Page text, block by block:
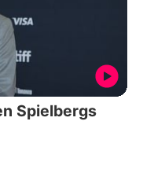
Spielbergs